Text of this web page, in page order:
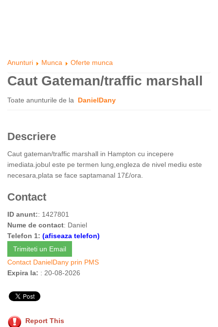
Anunturi Munca Oferte munca
Caut Gateman/traffic marshall
Toate anunturile de la DanielDany
Descriere
Caut gateman/traffic marshall in Hampton cu incepere
imediata.jobul este pe termen lung,engleza de nivel mediu este
necesara,plata se face saptamanal 17£/ora.
Contact
ID anunt:: 1427801
Nume de contact: Daniel
Telefon 1: (afiseaza telefon)
Trimiteti un Email
Contact DanielDany prin PMS
Expira la: : 20-08-2026
Report This